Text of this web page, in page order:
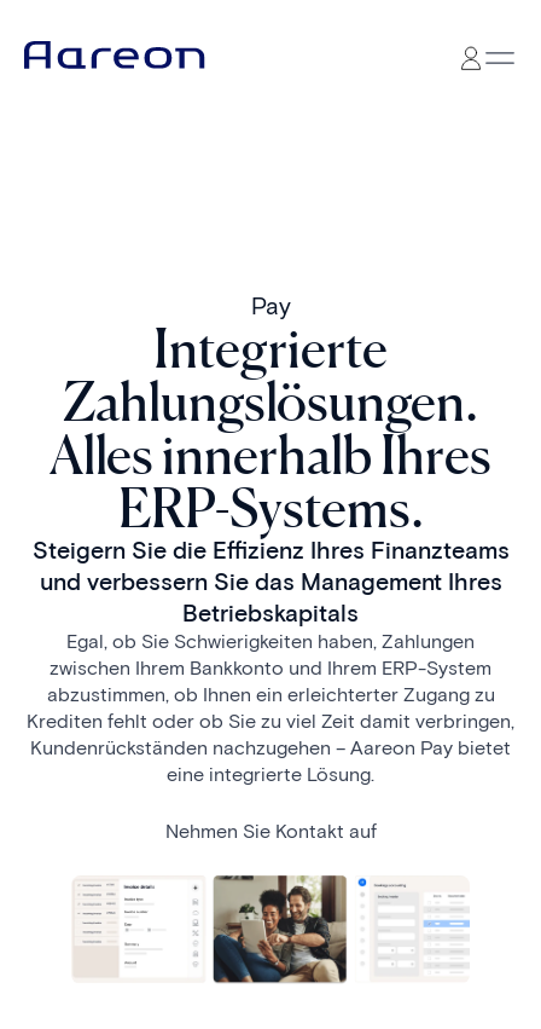
Pay
Integrierte
Zahlungslösungen.
Alles innerhalb Ihres
ERP-Systems.
Steigern Sie die Effizienz Ihres Finanzteams
und verbessern Sie das Management Ihres
Betriebskapitals
Egal, ob Sie Schwierigkeiten haben, Zahlungen
zwischen Ihrem Bankkonto und Ihrem ERP-System
abzustimmen, ob Ihnen ein erleichterter Zugang zu
Krediten fehlt oder ob Sie zu viel Zeit damit verbringen,
Kundenrückständen nachzugehen – Aareon Pay bietet
eine integrierte Lösung.
Nehmen Sie Kontakt auf